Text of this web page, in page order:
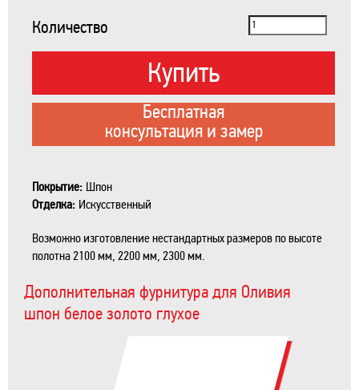
Количество
Купить
Бесплатная
консультация и замер
Покрытие: Шпон
Отделка: Искусственный
Возможно изготовление нестандартных размеров по высоте
полотна 2100 мм, 2200 мм, 2300 мм.
Дополнительная фурнитура для Оливия
шпон белое золото глухое